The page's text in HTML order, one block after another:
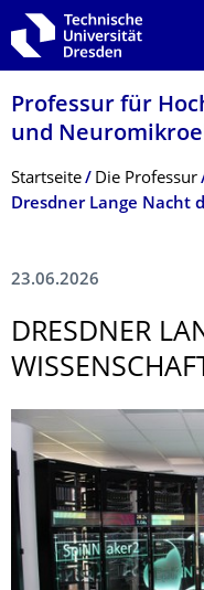
Zur Hauptnavigation
Zur Suche springen
Zum Inhalt springen
Professur für
und
Breadcrumb-Menü
Startseite Die Professur
Dresdner Lange Nacht
23.06.2026
DRESDNER